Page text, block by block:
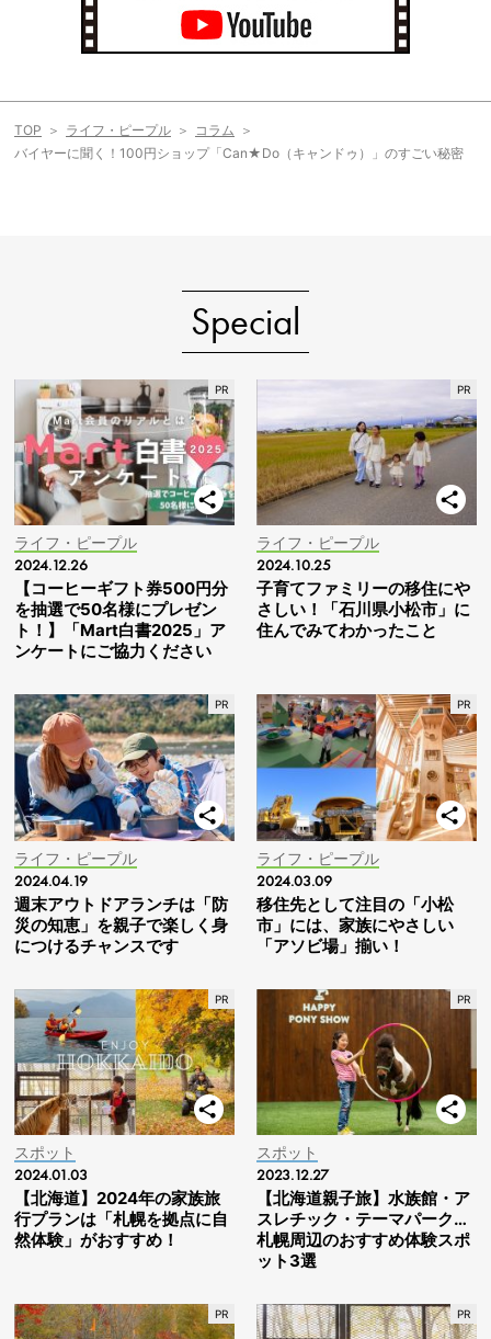
TOP ライフ・ピープル
コラム
バイヤーに聞く！100円ショップ「Can★Do（キャンドゥ）」のすごい秘密
Special
ライフ・ピープル
2024.12.26
【コーヒーギフト券500円分
を抽選で50名様にプレゼン
ト！】「Mart白書2025」ア
ンケートにご協力ください
ライフ・ピープル
2024.10.25
子育てファミリーの移住にや
さしい！「石川県小松市」に
住んでみてわかったこと
ライフ・ピープル
2024.04.19
週末アウトドアランチは「防
災の知恵」を親子で楽しく身
につけるチャンスです
ライフ・ピープル
2024.03.09
移住先として注目の「小松
市」には、家族にやさしい
「アソビ場」揃い！
スポット
2024.01.03
【北海道】2024年の家族旅
行プランは「札幌を拠点に自
然体験」がおすすめ！
スポット
2023.12.27
【北海道親子旅】水族館・ア
スレチック・テーマパーク…
札幌周辺のおすすめ体験スポ
ット3選